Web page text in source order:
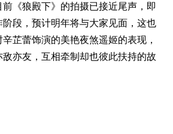
狼殿下》的拍摄已接近尾声，即
段，预计明年将与大家见面，这也
芷蕾饰演的美艳夜煞遥姬的表现，
亦友，互相牵制却也彼此扶持的故